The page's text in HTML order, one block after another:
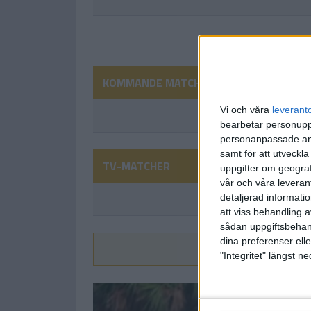
Vi och våra
bearbetar
personanpassade
samt för att
uppgifter om
vår och våra
detaljerad
att viss behandling
sådan
dina preferenser
"Integritet" längst
KOMMANDE MATCHER
TV-MATCHER